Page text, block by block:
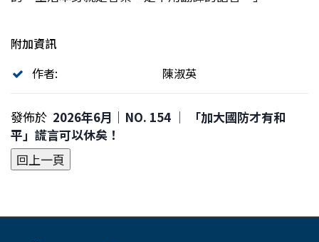
附加資訊
作者:
陳淑英
發佈於 2026年6月｜NO. 154 │ 「加大國防才有和
平」謊言可以休矣！